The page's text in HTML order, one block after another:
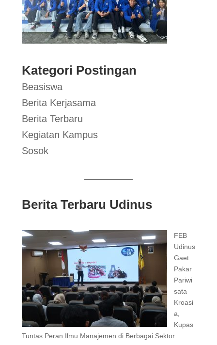
Kategori Postingan
Beasiswa
Berita Kerjasama
Berita Terbaru
Kegiatan Kampus
Sosok
Berita Terbaru Udinus
FEB
Udinus
Gaet
Pakar
Pariwi
sata
Kroasi
a,
Kupas
Tuntas Peran Ilmu Manajemen di Berbagai Sektor